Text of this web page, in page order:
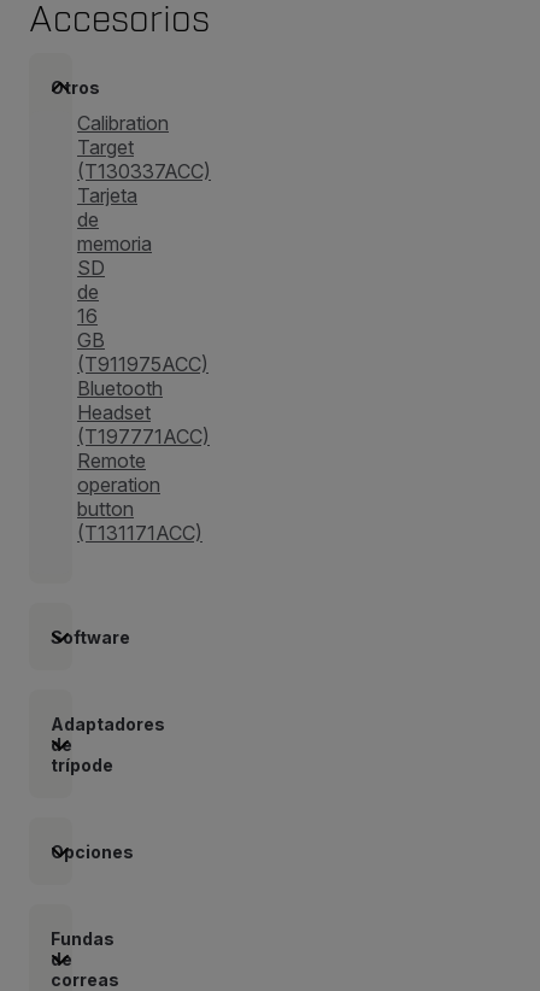
Accesorios
Otros
Calibration
Target
(T130337ACC)
Tarjeta
de
memoria
SD
de
16
GB
(T911975ACC)
Bluetooth
Headset
(T197771ACC)
Remote
operation
button
(T131171ACC)
Software
Adaptadores
de
trípode
Opciones
Fundas
de
correas